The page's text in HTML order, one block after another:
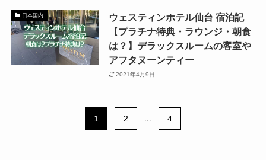
日本国内
ウェスティンホテル仙台 宿泊記
【プラチナ特典・ラウンジ・朝食
は？】デラックスルームの客室や
アフタヌーンティー
2021年4月9日
1 2 4